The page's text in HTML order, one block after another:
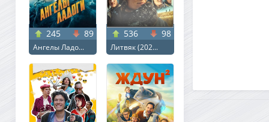
245 89
Ангелы Ладо...
536 98
Литвяк (202...